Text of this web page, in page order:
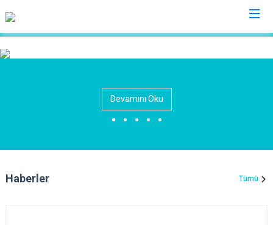
Van
Çatak
Edremit
Gürpınar
Saray
Devamını Oku
Haberler Tümü